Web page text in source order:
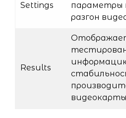
Settings
параметры
разгон
Results
видеокарты